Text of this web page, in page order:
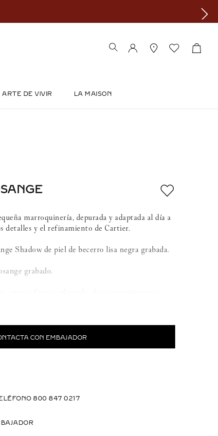
ARTE DE VIVIR LA MAISON
marroquinería, depurada y adaptada al día a
detalles y el refinamiento de Cartier.
Shadow de piel de becerro lisa negra grabada.
grabado.
lado, un compartimento para tarjetas de crédito
110 mm.
CON EMBAJADOR
800 847 0217